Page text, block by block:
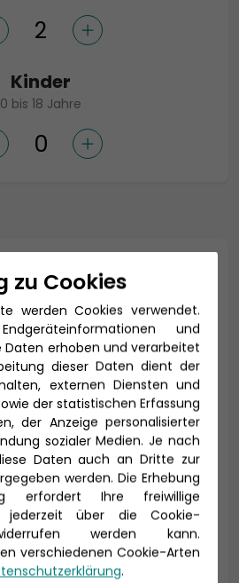
Kinder
0 bis 18 Jahre
Nachname *
zu Cookies
werden Cookies verwendet.
und
Daten erhoben und verarbeitet
dieser Daten dient der
externen Diensten und
der statistischen Erfassung
der Anzeige personalisierter
sozialer Medien. Je nach
Daten auch an Dritte zur
werden. Die Erhebung
erfordert Ihre freiwillige
jederzeit über die Cookie-
werden kann.
verschiedenen Cookie-Arten
.